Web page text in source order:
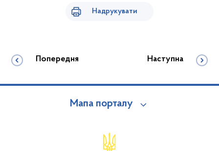
Надрукувати
Попередня Наступна
Мапа порталу